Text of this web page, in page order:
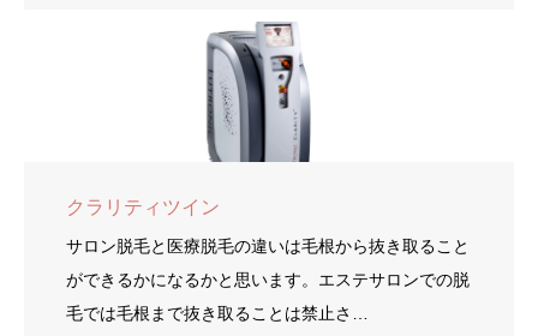
クラリティツイン
サロン脱毛と医療脱毛の違いは毛根から抜き取ること
ができるかになるかと思います。エステサロンでの脱
毛では毛根まで抜き取ることは禁止さ…